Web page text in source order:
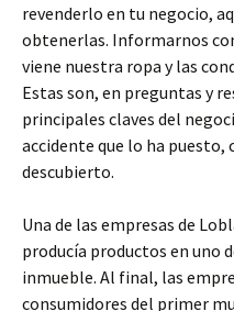
revenderlo en tu negocio,
obtenerlas. Informarnos
viene nuestra ropa y las
Estas son, en preguntas y
principales claves del
accidente que lo ha puesto,
descubierto.
Una de las empresas de
producía productos en uno
inmueble. Al final, las
consumidores del primer